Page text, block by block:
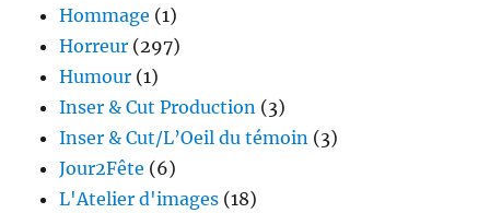
Hommage (1)
Horreur (297)
Humour (1)
Inser & Cut Production (3)
Inser & Cut/L’Oeil du témoin (3)
Jour2Fête (6)
L'Atelier d'images (18)